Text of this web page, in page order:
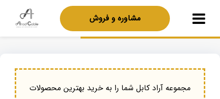
مشاوره و فروش
مجموعه آراد کابل شما را به خرید بهترین محصولات